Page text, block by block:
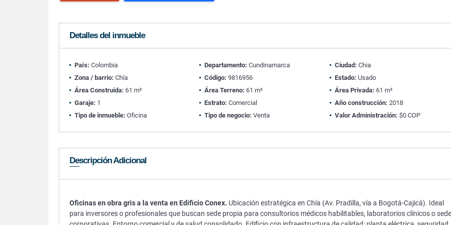
Detalles del inmueble
País: Colombia Departamento: Cundinamarca Ciudad: Chia
Zona / barrio: Chía Código: 9816956 Estado: Usado
Área Construida: 61 m² Área Terreno: 61 m² Área Privada: 61 m²
Garaje: 1 Estrato: Comercial Año construcción: 2018
Tipo de inmueble: Oficina Tipo de negocio: Venta Valor Administración: $0 COP
Descripción Adicional
Oficinas en obra gris a la venta en Edificio Conex. Ubicación estratégica en Chía (Av. Pradilla, vía a Bogotá-Cajicá). Ideal
para inversores o profesionales que buscan sede propia para consultorios médicos habilitables, laboratorios clínicos o